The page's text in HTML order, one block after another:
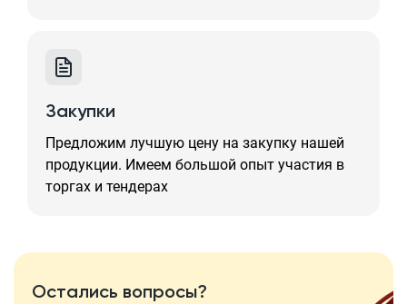
Закупки
Предложим лучшую цену на закупку нашей
продукции. Имеем большой опыт участия в
торгах и тендерах
Остались вопросы?